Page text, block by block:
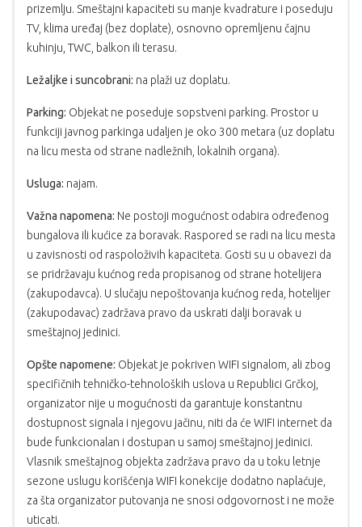
prizemlju. Smeštajni kapaciteti su manje kvadrature i poseduju
TV, klima uređaj (bez doplate), osnovno opremljenu čajnu
kuhinju, TWC, balkon ili terasu.
Ležaljke i suncobrani: na plaži uz doplatu.
Parking: Objekat ne poseduje sopstveni parking. Prostor u
funkciji javnog parkinga udaljen je oko 300 metara (uz doplatu
na licu mesta od strane nadležnih, lokalnih organa).
Usluga: najam.
Važna napomena: Ne postoji mogućnost odabira određenog
bungalova ili kućice za boravak. Raspored se radi na licu mesta
u zavisnosti od raspoloživih kapaciteta. Gosti su u obavezi da
se pridržavaju kućnog reda propisanog od strane hotelijera
(zakupodavca). U slučaju nepoštovanja kućnog reda, hotelijer
(zakupodavac) zadržava pravo da uskrati dalji boravak u
smeštajnoj jedinici.
Opšte napomene: Objekat je pokriven WIFI signalom, ali zbog
specifičnih tehničko-tehnoloških uslova u Republici Grčkoj,
organizator nije u mogućnosti da garantuje konstantnu
dostupnost signala i njegovu jačinu, niti da će WIFI internet da
bude funkcionalan i dostupan u samoj smeštajnoj jedinici.
Vlasnik smeštajnog objekta zadržava pravo da u toku letnje
sezone uslugu korišćenja WIFI konekcije dodatno naplaćuje,
za šta organizator putovanja ne snosi odgovornost i ne može
uticati.